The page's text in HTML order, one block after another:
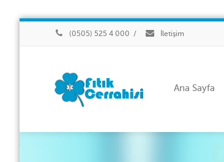
(0505) 525 4 000 / İletişim
Ana Sayfa